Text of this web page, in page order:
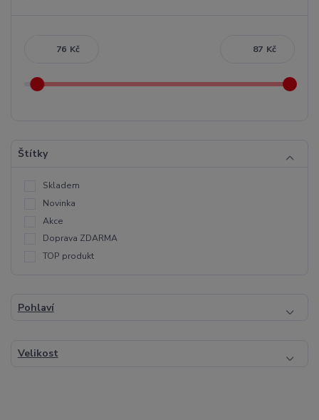
Kč Kč
Štítky
Skladem
Novinka
Akce
Doprava ZDARMA
TOP produkt
Pohlaví
Velikost